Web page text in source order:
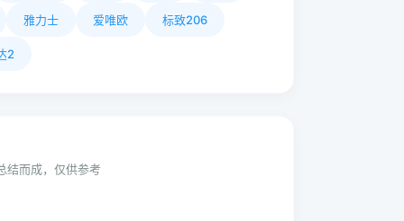
雅力士 爱唯欧 标致206
2
结而成，仅供参考